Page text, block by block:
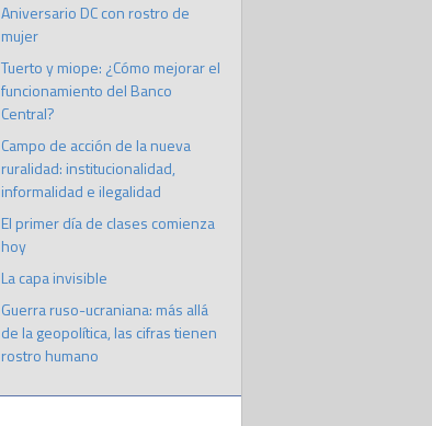
Aniversario DC con rostro de
mujer
Tuerto y miope: ¿Cómo mejorar el
funcionamiento del Banco
Central?
Campo de acción de la nueva
ruralidad: institucionalidad,
informalidad e ilegalidad
El primer día de clases comienza
hoy
La capa invisible
Guerra ruso-ucraniana: más allá
de la geopolítica, las cifras tienen
rostro humano